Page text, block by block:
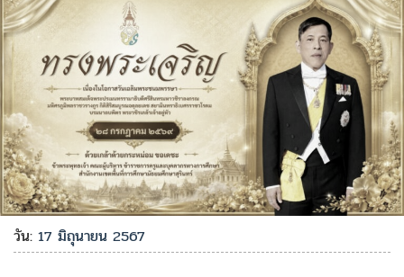
วัน:17 มิถุนายน 2567